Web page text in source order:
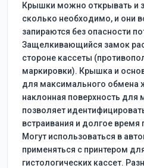
Крышки можно открывать и
сколько необходимо, и они
запираются без опасности
Защелкивающийся замок
стороне кассеты
маркировки). Крышка и
для максимального обмена
наклонная поверхность для
позволяет
встраивания и долгое время
Могут использоваться в
применяться с принтером
гистологических кассет.